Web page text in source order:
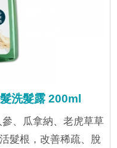
洗髮露 200ml
、瓜拿納、老虎草草
髮根，改善稀疏、脫